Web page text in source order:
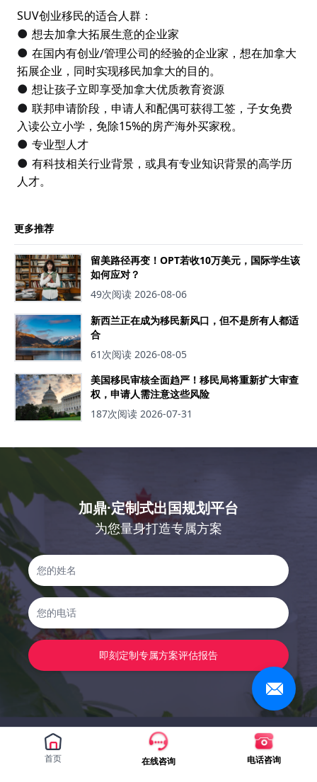
SUV创业移民的适合人群：
● 想去加拿大拓展生意的企业家
● 在国内有创业/管理公司的经验的企业家，想在加拿大
拓展企业，同时实现移民加拿大的目的。
● 想让孩子立即享受加拿大优质教育资源
● 联邦申请阶段，申请人和配偶可获得工签，子女免费
入读公立小学，免除15%的房产海外买家稅。
● 专业型人才
● 有科技相关行业背景，或具有专业知识背景的高学历
人才。
更多推荐
留美路径再变！OPT若收10万美元，国际学生该
如何应对？
49次阅读 2026-08-06
新西兰正在成为移民新风口，但不是所有人都适
合
61次阅读 2026-08-05
美国移民审核全面趋严！移民局将重新扩大审查
权，申请人需注意这些风险
187次阅读 2026-07-31
加鼎·定制式出国规划平台
为您量身打造专属方案
即刻定制专属方案评估报告
首页 在线咨询 电话咨询